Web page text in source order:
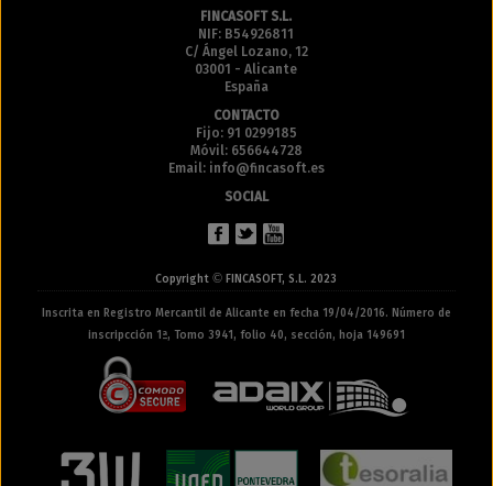
FINCASOFT S.L.
NIF: B54926811
C/ Ángel Lozano, 12
03001 - Alicante
España
CONTACTO
Fijo: 91 0299185
Móvil: 656644728
Email: info@fincasoft.es
SOCIAL
Copyright© FINCASOFT, S.L. 2023
Inscrita en Registro Mercantil de Alicante en fecha 19/04/2016. Número de
inscripcción 1ª, Tomo 3941, folio 40, sección, hoja 149691